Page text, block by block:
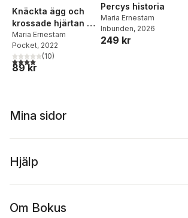
Knäckta ägg och
krossade hjärtan -
en alldeles omöjlig
påsk
Maria Ernestam
Pocket, 2022
4,0utav 5 stjärnor. Totalt antal röster:
(10)
89 kr
Percys historia
Maria Ernestam
Inbunden, 2026
249 kr
Mina sidor
Hjälp
Om Bokus